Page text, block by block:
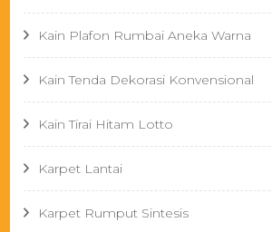
Kain Plafon Rumbai Aneka Warna
Kain Tenda Dekorasi Konvensional
Kain Tirai Hitam Lotto
Karpet Lantai
Karpet Rumput Sintesis